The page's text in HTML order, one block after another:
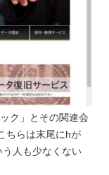
ク 」とその関連会
ちらは末尾にhが
人も少なくない